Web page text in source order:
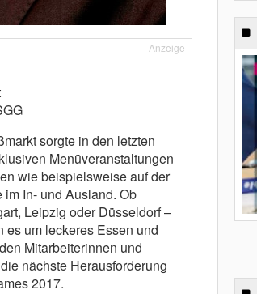
Anzeige
sorgte in den letzten
Menüveranstaltungen
wie beispielsweise auf der
In- und Ausland. Ob
Leipzig oder Düsseldorf –
es um leckeres Essen und
Mitarbeiterinnen und
nächste Herausforderung
2017.